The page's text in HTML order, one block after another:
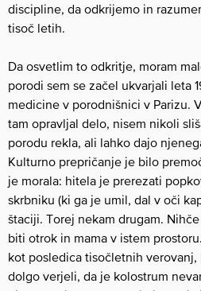
discipline, da odkrijemo in
tisoč letih.
Da osvetlim to odkritje, moram
porodi sem se začel ukvarjali leta
medicine v porodnišnici v Parizu.
tam opravljal delo, nisem nikoli
porodu rekla, ali lahko dajo
Kulturno prepričanje je bilo
je morala: hitela je prerezati
skrbniku (ki ga je umil, dal v oči
štaciji. Torej nekam drugam.
biti otrok in mama v istem
kot posledica tisočletnih verovanj,
dolgo verjeli, da je kolostrum